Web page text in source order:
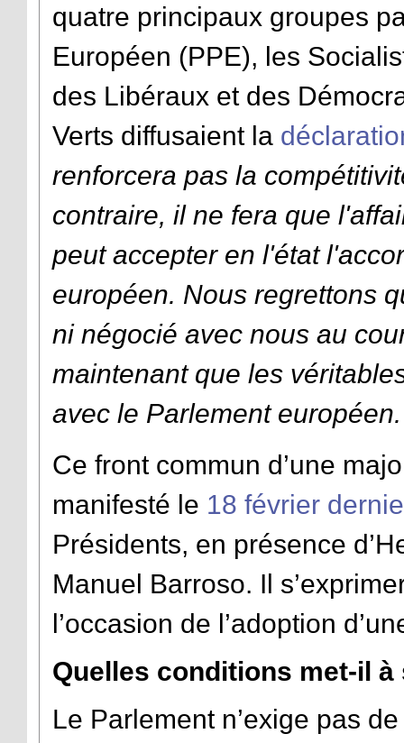
quatre principaux groupes
Européen (PPE), les
des Libéraux et des
Verts diffusaient la
renforcera pas la
contraire, il ne fera que
peut accepter en l'état
européen. Nous regrettons
ni négocié avec nous au
maintenant que les
avec le Parlement européen.
Ce front commun d’une
manifesté le 18 février
Présidents, en présence
Manuel Barroso. Il
l’occasion de l’adoption
Quelles conditions met-il
Le Parlement n’exige pas